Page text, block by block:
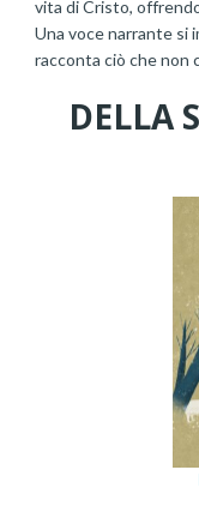
vita di Cristo,
Una voce narrante si
racconta ciò che non
DELLA